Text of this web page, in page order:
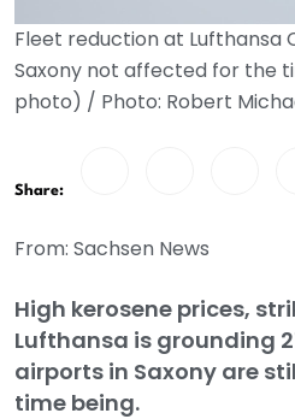
Fleet reduction at Lufthansa
Saxony not affected for the
photo) / Photo: Robert
Share:
From: Sachsen News
High kerosene prices,
Lufthansa is grounding
airports in Saxony are
time being.